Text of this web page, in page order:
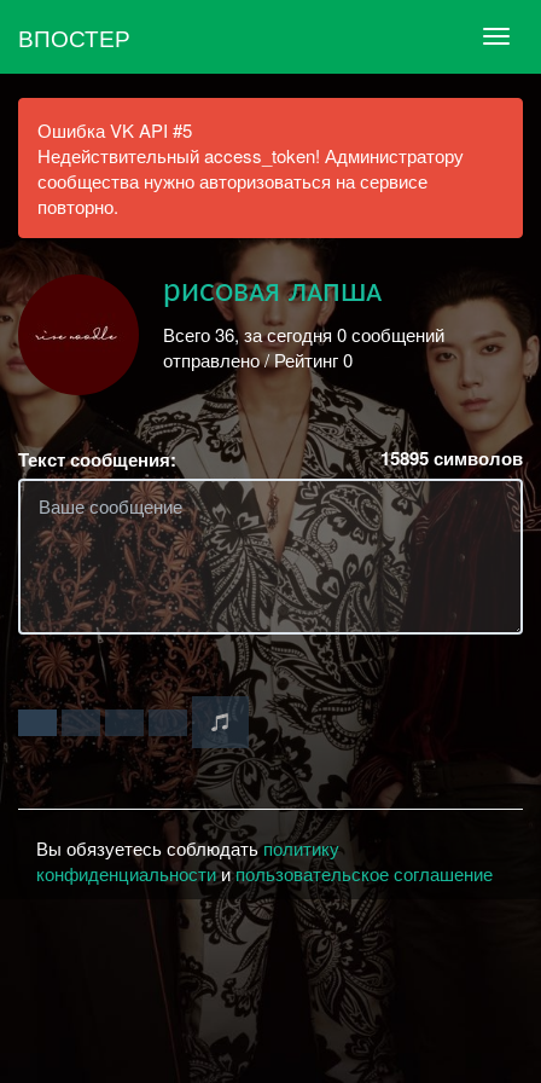
ВПОСТЕР
Ошибка VK API #5
Недействительный access_token! Администратору
сообщества нужно авторизоваться на сервисе
повторно.
риᴄᴏвᴀя лᴀпшᴀ
Всего 36, за сегодня 0 сообщений
отправлено / Рейтинг 0
Текст сообщения: 15895символов
Вы обязуетесь соблюдатьполитику
конфиденциальностиипользовательское соглашение